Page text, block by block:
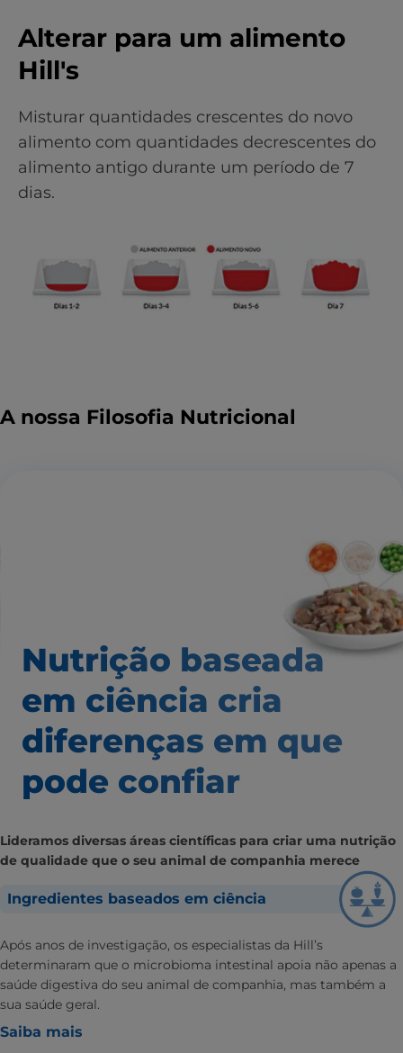
Alterar para um alimento
Hill's
Misturar quantidades crescentes do novo
alimento com quantidades decrescentes do
alimento antigo durante um período de 7
dias.
A nossa Filosofia Nutricional
Nutrição baseada
em ciência cria
diferenças em que
pode confiar
Lideramos diversas áreas científicas para criar uma nutrição
de qualidade que o seu animal de companhia merece
Ingredientes baseados em ciência
Após anos de investigação, os especialistas da Hill’s
determinaram que o microbioma intestinal apoia não apenas a
saúde digestiva do seu animal de companhia, mas também a
sua saúde geral.
Saiba mais